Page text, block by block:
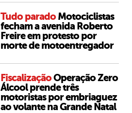
Tudo paradoMotociclistas
fecham a avenida Roberto
Freire em protesto por
morte de motoentregador
FiscalizaçãoOperação Zero
Álcool prende três
motoristas por embriaguez
ao volante na Grande Natal